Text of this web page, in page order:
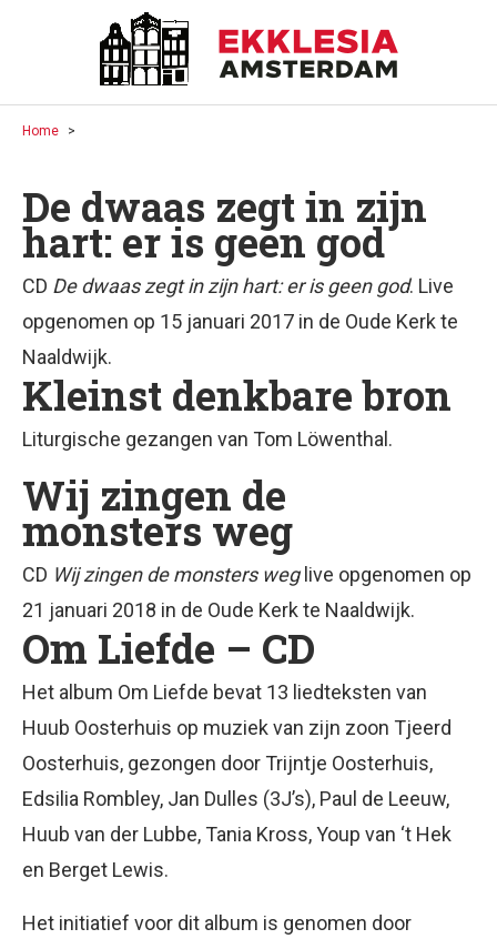
Home
De dwaas zegt in zijn
hart: er is geen god
CD De dwaas zegt in zijn hart: er is geen god. Live
opgenomen op 15 januari 2017 in de Oude Kerk te
Naaldwijk.
Kleinst denkbare bron
Liturgische gezangen van Tom Löwenthal.
Wij zingen de
monsters weg
CD Wij zingen de monsters weglive opgenomen op
21 januari 2018 in de Oude Kerk te Naaldwijk.
Om Liefde – CD
Het album Om Liefde bevat 13 liedteksten van
Huub Oosterhuis op muziek van zijn zoon Tjeerd
Oosterhuis, gezongen door Trijntje Oosterhuis,
Edsilia Rombley, Jan Dulles (3J’s), Paul de Leeuw,
Huub van der Lubbe, Tania Kross, Youp van ‘t Hek
en Berget Lewis.
Het initiatief voor dit album is genomen door